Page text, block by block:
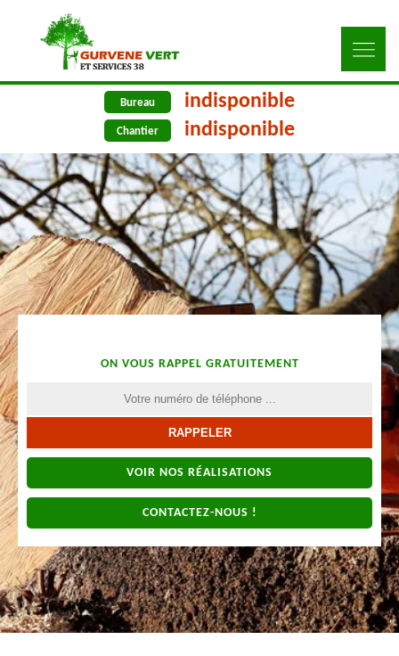
Bureau indisponible
Chantier indisponible
ON VOUS RAPPEL GRATUITEMENT
VOIR NOS RÉALISATIONS
CONTACTEZ-NOUS !